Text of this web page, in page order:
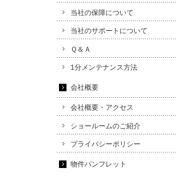
当社の保障について
当社のサポートについて
Ｑ＆Ａ
1分メンテナンス方法
会社概要
会社概要・アクセス
ショールームのご紹介
プライバシーポリシー
物件パンフレット